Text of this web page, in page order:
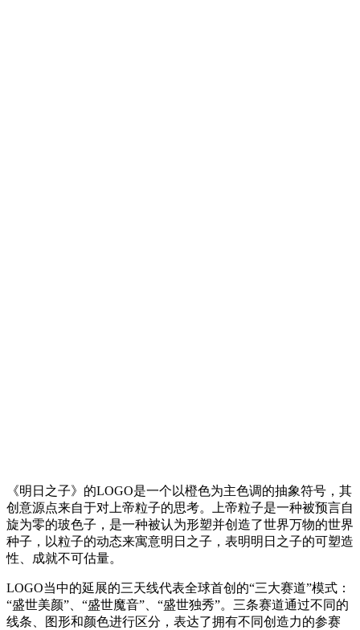
《明日之子》的LOGO是一个以橙色为主色调的抽象符号，其
创意源点来自于对上帝粒子的思考。上帝粒子是一种被预言自
旋为零的玻色子，是一种被认为形塑并创造了世界万物的世界
种子，以粒子的动态来寓意明日之子，表明明日之子的可塑造
性、成就不可估量。
LOGO当中的延展的三天线代表全球首创的“三大赛道”模式：
“盛世美颜”、“盛世魔音”、“盛世独秀”。三条赛道通过不同的
线条、图形和颜色进行区分，表达了拥有不同创造力的参赛